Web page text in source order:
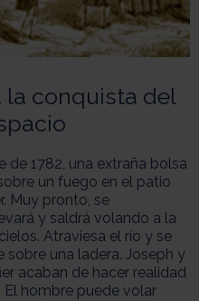
la conquista del
de 1782, una extraña bolsa
un fuego en el patio
Muy pronto, se
y saldrá volando a la
Atraviesa el río y se
sobre una ladera. Joseph y
acaban de hacer realidad
El hombre puede volar